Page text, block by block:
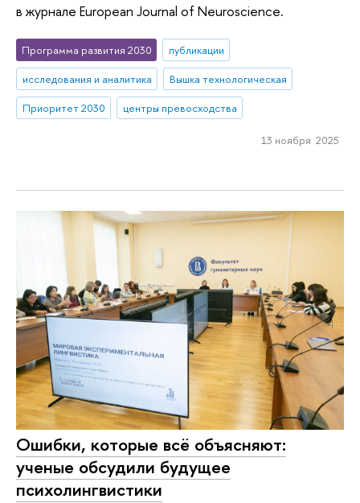
в журнале European Journal of Neuroscience.
Программа развития 2030
публикации
исследования и аналитика
Вышка технологическая
Приоритет 2030
центры превосходства
13 ноября 2025
Ошибки, которые всё объясняют:
ученые обсудили будущее
психолингвистики